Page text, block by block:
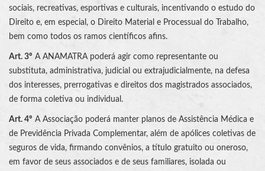
sociais, recreativas, esportivas e culturais, incentivando o estudo do
Direito e, em especial, o Direito Material e Processual do Trabalho,
bem como todos os ramos científicos afins.
Art. 3º A ANAMATRA poderá agir como representante ou
substituta, administrativa, judicial ou extrajudicialmente, na defesa
dos interesses, prerrogativas e direitos dos magistrados associados,
de forma coletiva ou individual.
Art. 4º A Associação poderá manter planos de Assistência Médica e
de Previdência Privada Complementar, além de apólices coletivas de
seguros de vida, firmando convênios, a título gratuito ou oneroso,
em favor de seus associados e de seus familiares, isolada ou